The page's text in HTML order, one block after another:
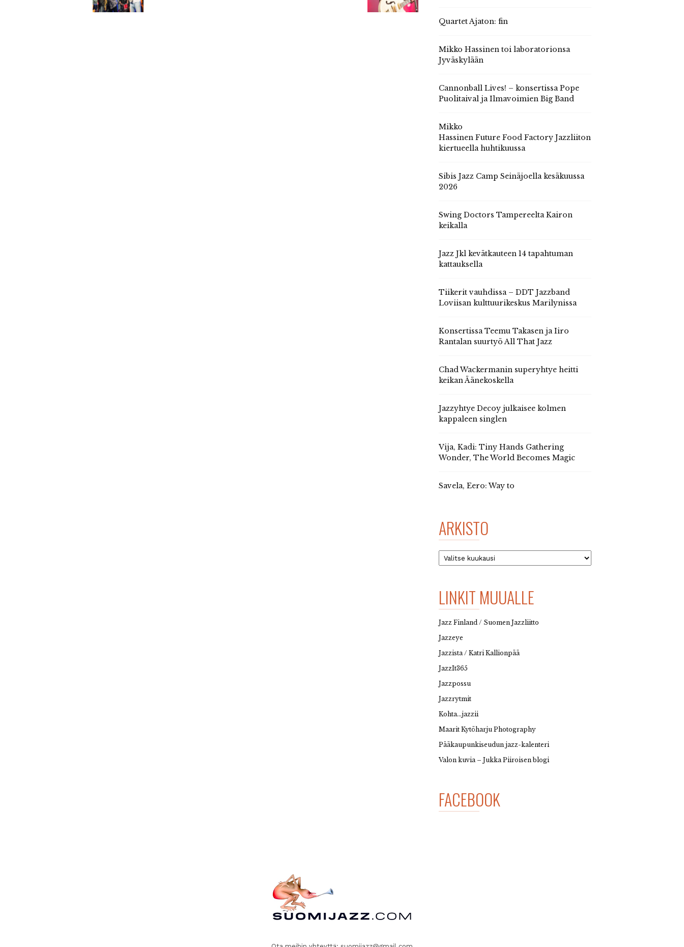
Quartet Ajaton: fin
Mikko Hassinen toi laboratorionsa
Jyväskylään
Cannonball Lives! – konsertissa Pope
Puolitaival ja Ilmavoimien Big Band
Mikko
Hassinen Future Food Factory Jazzliiton
kiertueella huhtikuussa
Sibis Jazz Camp Seinäjoella kesäkuussa
2026
Swing Doctors Tampereelta Kairon
keikalla
Jazz Jkl kevätkauteen 14 tapahtuman
kattauksella
Tiikerit vauhdissa – DDT Jazzband
Loviisan kulttuurikeskus Marilynissa
Konsertissa Teemu Takasen ja Iiro
Rantalan suurtyö All That Jazz
Chad Wackermanin superyhtye heitti
keikan Äänekoskella
Jazzyhtye Decoy julkaisee kolmen
kappaleen singlen
Vija, Kadi: Tiny Hands Gathering
Wonder, The World Becomes Magic
Savela, Eero: Way to
ARKISTO
Arkisto
LINKIT MUUALLE
Jazz Finland / Suomen Jazzliitto
Jazzeye
Jazzista / Katri Kallionpää
JazzIt365
Jazzpossu
Jazzrytmit
Kohta…jazzii
Maarit Kytöharju Photography
Pääkaupunkiseudun jazz-kalenteri
Valon kuvia – Jukka Piiroisen blogi
FACEBOOK